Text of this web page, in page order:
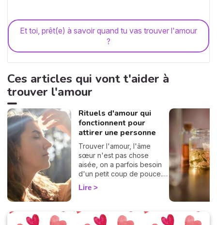
Et toi, prêt(e) à savoir quand tu vas trouver l'amour
?
Ces articles qui vont t'aider à
trouver l'amour
Rituels d'amour qui
fonctionnent pour
attirer une personne
Trouver l'amour, l'âme
sœur n'est pas chose
aisée, on a parfois besoin
d'un petit coup de pouce.
Mettez un peu de magie
dans votre vie amoureuse
attirer l'amour.
Lire